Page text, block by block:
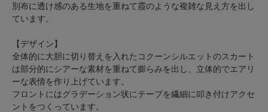
別布に透け感のある生地を重ねて霞のような複雑な見え方を出し
ています。
【デザイン】
全体的に大胆に切り替えを入れたコクーンシルエットのスカート
は部分的にシアーな素材を重ねて膨らみを出し、立体的でエアリ
ーな表情を作り上げています。
フロントにはグラデーション状にテープを繊細に叩き付けアクセ
ントをつくっています。